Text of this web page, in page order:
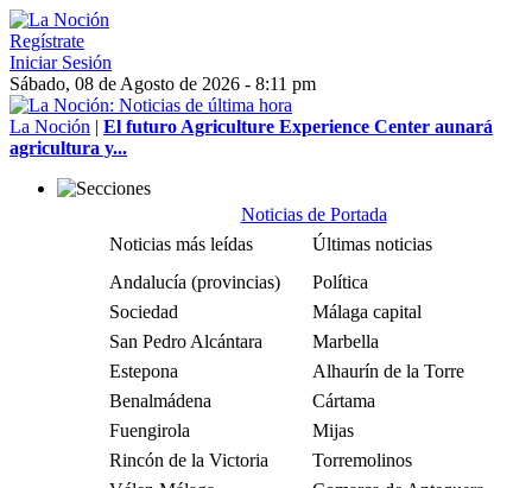
Regístrate
Iniciar Sesión
Sábado, 08 de Agosto de 2026 - 8:11 pm
La Noción | El futuro Agriculture Experience Center aunará
agricultura y...
Noticias de Portada
Noticias más leídas
Últimas noticias
Andalucía (provincias)
Política
Sociedad
Málaga capital
San Pedro Alcántara
Marbella
Estepona
Alhaurín de la Torre
Benalmádena
Cártama
Fuengirola
Mijas
Rincón de la Victoria
Torremolinos